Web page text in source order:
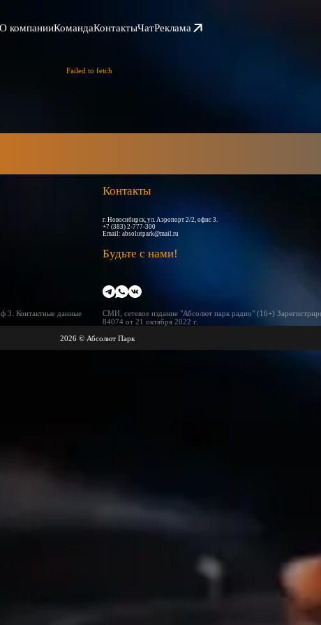
компанииКомандаКонтактыЧатРеклама
Failed to fetch
Контакты
г. Новосибирск, ул. Аэропорт 2/2, офис 3.
+7 (383) 2-777-300
Email: absolutpark@mail.ru
Будьте с нами!
3. Контактные данные
СМИ, сетевое издание "Абсолют парк радио" (16+)
84074 от 21 октября 2022 г.
2026 © Абсолют Парк